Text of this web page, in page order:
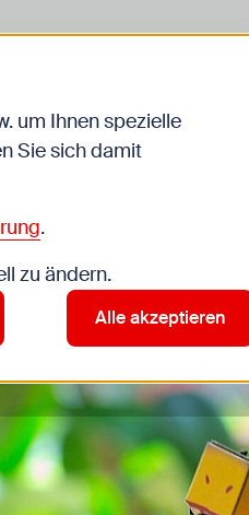
um Ihnen spezielle
Sie sich damit
.
zu ändern.
Alle akzeptieren